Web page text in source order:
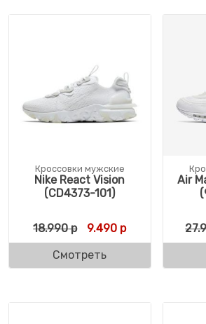
Кроссовки мужские
Nike React Vision
(CD4373-101)
18.990р Первоначальная
9.490 рТекущая
Смотреть
Air